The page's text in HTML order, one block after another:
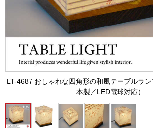
LT-4687 おしゃれな四角形の和風テーブルラ
本製／LED電球対応）